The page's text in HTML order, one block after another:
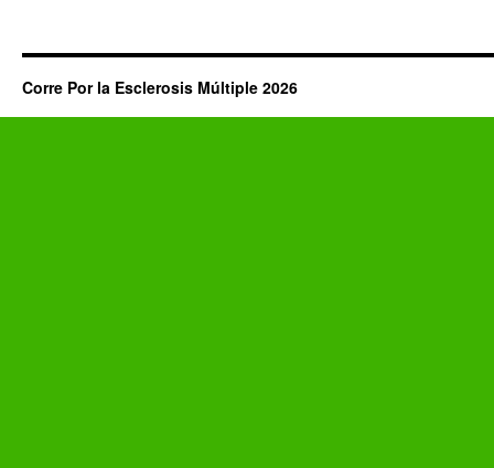
Corre Por la Esclerosis Múltiple 2026